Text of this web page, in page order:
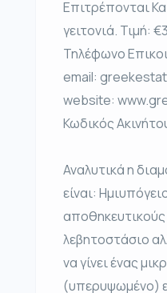
Επιτρέπονται
γειτονιά. Τιμή:
Τηλέφωνο
email:
website:
Κωδικός
Αναλυτικά η
είναι:
λεβητοστάσιο
να γίνει ένας
(υπερυψωμένο)